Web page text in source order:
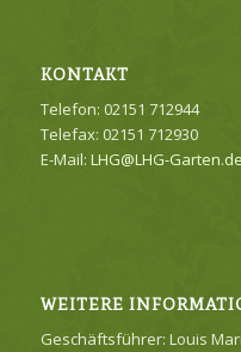
KONTAKT
Telefon: 02151 712944
Telefax: 02151 712930
E-Mail: LHG@LHG-Garten.de
WEITERE
Geschäftsführer: Louis